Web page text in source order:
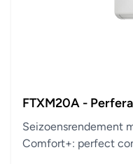
FTXM20A - Perfera
Seizoensrendement
Comfort+: perfect